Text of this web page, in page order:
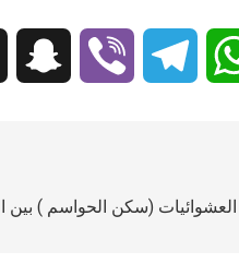
WhatsApp
Telegram
Viber
العشوائيات (سكن الحواسم ) بين